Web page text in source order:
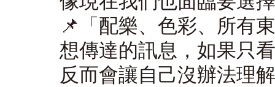
📌 「配樂、色彩、所有
想傳達的訊息，如果只
反而會讓自己沒辦法理